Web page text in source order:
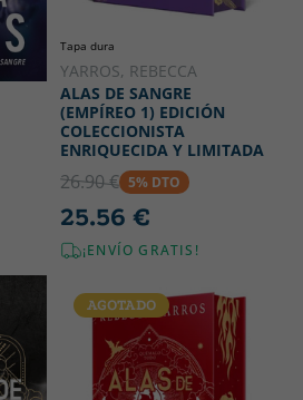
Tapa dura
YARROS, REBECCA
ALAS DE SANGRE
(EMPÍREO 1) EDICIÓN
COLECCIONISTA
ENRIQUECIDA Y LIMITADA
26.90 € 5% DTO
25.56 €
¡ENVÍO GRATIS!
AGOTADO